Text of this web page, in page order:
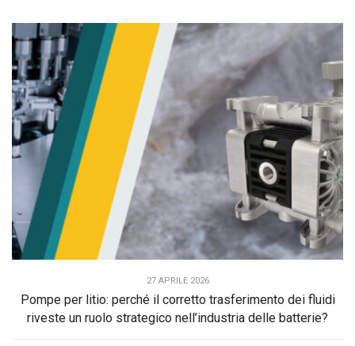
27 APRILE 2026
Pompe per litio: perché il corretto trasferimento dei fluidi
riveste un ruolo strategico nell’industria delle batterie?